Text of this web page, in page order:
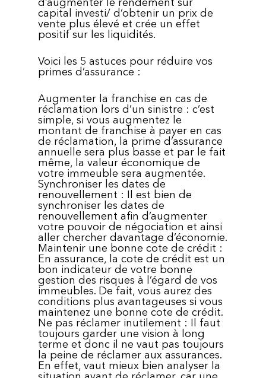
d’augmenter le rendement sur
capital investi/ d’obtenir un prix de
vente plus élevé et crée un effet
positif sur les liquidités.
Voici les 5 astuces pour réduire vos
primes d’assurance :
Augmenter la franchise en cas de
réclamation lors d’un sinistre : c’est
simple, si vous augmentez le
montant de franchise à payer en cas
de réclamation, la prime d’assurance
annuelle sera plus basse et par le fait
même, la valeur économique de
votre immeuble sera augmentée.
Synchroniser les dates de
renouvellement : Il est bien de
synchroniser les dates de
renouvellement afin d’augmenter
votre pouvoir de négociation et ainsi
aller chercher davantage d’économie.
Maintenir une bonne cote de crédit :
En assurance, la cote de crédit est un
bon indicateur de votre bonne
gestion des risques à l’égard de vos
immeubles. De fait, vous aurez des
conditions plus avantageuses si vous
maintenez une bonne cote de crédit.
Ne pas réclamer inutilement : Il faut
toujours garder une vision à long
terme et donc il ne vaut pas toujours
la peine de réclamer aux assurances.
En effet, vaut mieux bien analyser la